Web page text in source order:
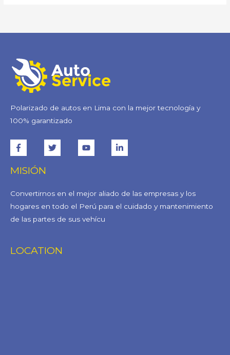
Polarizado de autos en Lima con la mejor tecnología y
100% garantizado
MISIÓN
Convertirnos en el mejor aliado de las empresas y los
hogares en todo el Perú para el cuidado y mantenimiento
de las partes de sus vehícu
LOCATION